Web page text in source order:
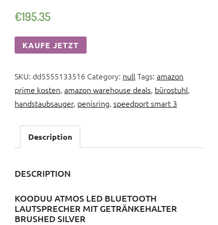
€195.35
KAUFE JETZT
SKU: dd5555133516 Category: nullTags: amazon
prime kosten, amazon warehouse deals, bürostuhl,
handstaubsauger, penisring, speedport smart 3
Description
DESCRIPTION
KOODUU ATMOS LED BLUETOOTH
LAUTSPRECHER MIT GETRÄNKEHALTER
BRUSHED SILVER